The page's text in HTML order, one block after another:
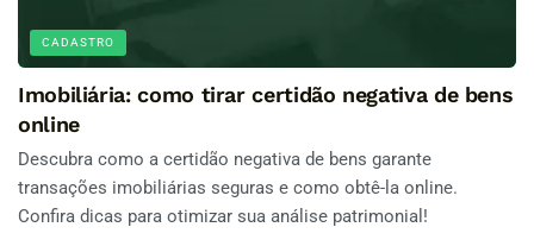
CADASTRO
Imobiliária: como tirar certidão negativa de bens
online
Descubra como a certidão negativa de bens garante
transações imobiliárias seguras e como obtê-la online.
Confira dicas para otimizar sua análise patrimonial!